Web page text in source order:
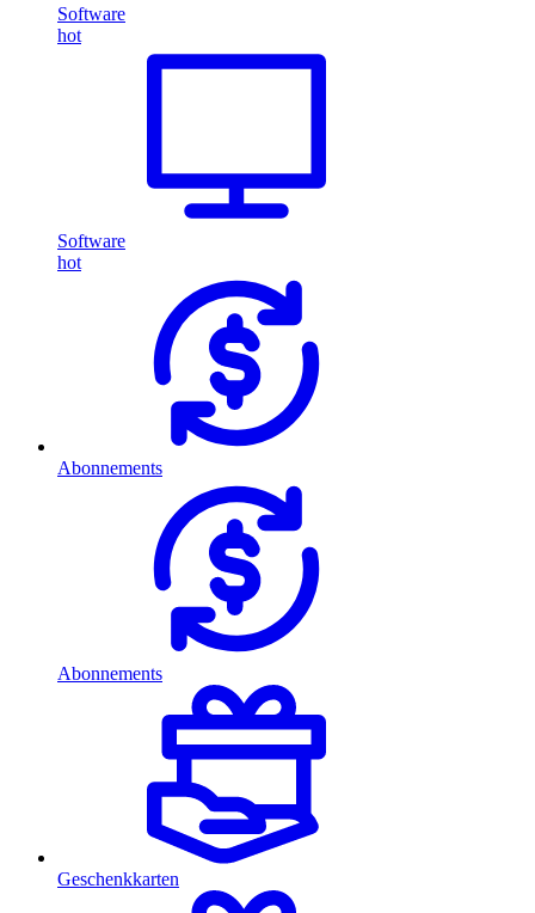
Software
hot
Software
hot
Abonnements
Abonnements
Geschenkkarten